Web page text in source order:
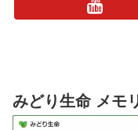
みどり生命 メモ